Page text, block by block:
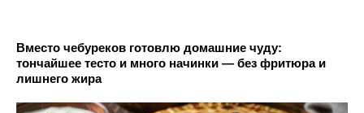
Вместо чебуреков готовлю домашние чуду:
тончайшее тесто и много начинки — без фритюра и
лишнего жира